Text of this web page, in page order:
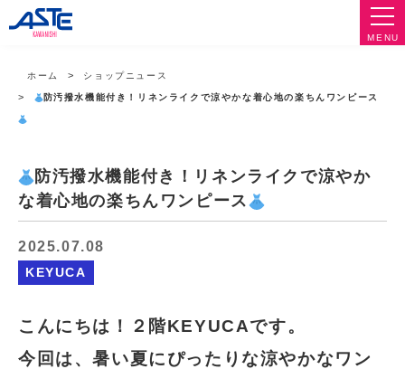
MENU
ホーム ショップニュース
防汚撥水機能付き！リネンライクで涼やかな着心地の楽ちんワンピース
防汚撥水機能付き！リネンライクで涼やか
な着心地の楽ちんワンピース
2025.07.08
KEYUCA
こんにちは！２階KEYUCAです。
今回は、暑い夏にぴったりな涼やかなワン